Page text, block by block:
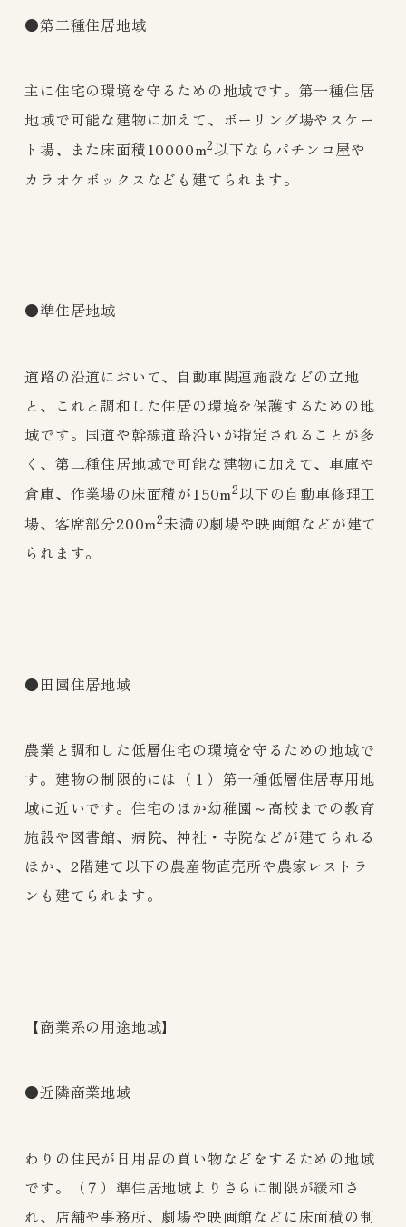
●第二種住居地域
主に住宅の環境を守るための地域です。第一種住居
地域で可能な建物に加えて、ボーリング場やスケー
ト場、また床面積10000m2以下ならパチンコ屋や
カラオケボックスなども建てられます。
●準住居地域
道路の沿道において、自動車関連施設などの立地
と、これと調和した住居の環境を保護するための地
域です。国道や幹線道路沿いが指定されることが多
く、第二種住居地域で可能な建物に加えて、車庫や
倉庫、作業場の床面積が150m2以下の自動車修理工
場、客席部分200m2未満の劇場や映画館などが建て
られます。
●田園住居地域
農業と調和した低層住宅の環境を守るための地域で
す。建物の制限的には（１）第一種低層住居専用地
域に近いです。住宅のほか幼稚園～高校までの教育
施設や図書館、病院、神社・寺院などが建てられる
ほか、2階建て以下の農産物直売所や農家レストラ
ンも建てられます。
【商業系の用途地域】
●近隣商業地域
わりの住民が日用品の買い物などをするための地域
です。（７）準住居地域よりさらに制限が緩和さ
れ、店舗や事務所、劇場や映画館などに床面積の制